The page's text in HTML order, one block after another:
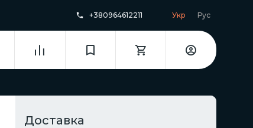
+380964612211 Укр Рус
Доставка